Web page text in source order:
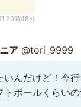
20時48分
ア @tori_9999
いんだけど！今
トボールくらい